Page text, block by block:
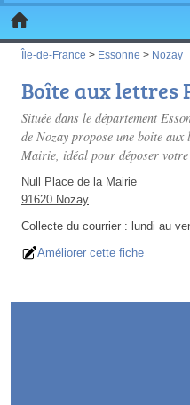
Île-de-France > Essonne > Nozay
Boîte aux lettres
Située dans le département
de Nozay propose une boite
Mairie, idéal pour déposer
Null Place de la Mairie
91620 Nozay
Collecte du courrier : lundi au
Améliorer cette fiche